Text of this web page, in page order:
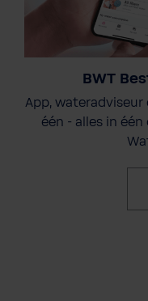
BWT
App, wateradviseur
één - alles in